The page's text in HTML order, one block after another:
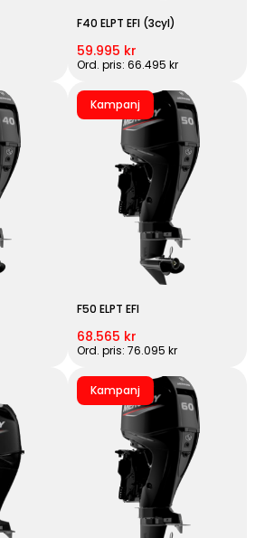
F40 ELPT EFI (3cyl)
59.995 kr
Ord. pris: 66.495 kr
Kampanj
F50 ELPT EFI
68.565 kr
Ord. pris: 76.095 kr
Kampanj